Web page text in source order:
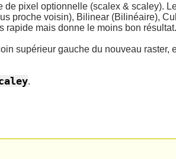
de pixel optionnelle (scalex & scaley).
proche voisin), Bilinear (Bilinéaire),
rapide mais donne le moins bon résultat.
supérieur gauche du nouveau raster,
.